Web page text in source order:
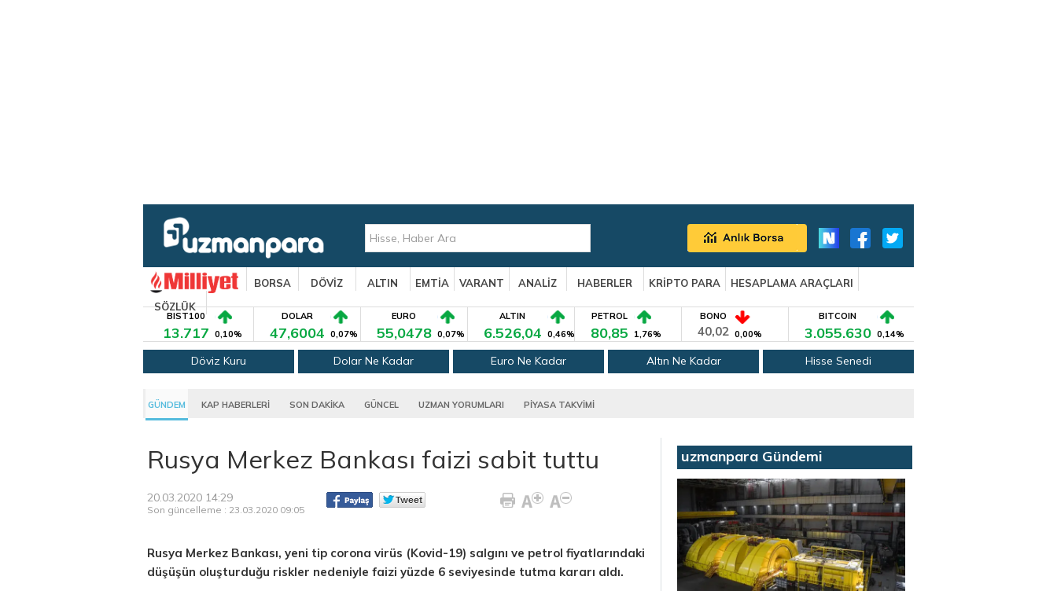
BORSA DÖVİZ ALTIN EMTİA VARANT ANALİZ HABERLER KRİPTO PARA
HESAPLAMA ARAÇLARI
SÖZLÜK
BIST100
13.717 0,10%
DOLAR
47,6004 0,07%
EURO
55,0478 0,07%
ALTIN
6.526,04 0,46%
PETROL
80,85 1,76%
BONO
40,02 0,00%
BITCOIN
3.055.630 0,14%
Döviz Kuru Dolar Ne Kadar Euro Ne Kadar Altın Ne Kadar Hisse Senedi
GÜNDEM KAP HABERLERİ SON DAKİKA GÜNCEL UZMAN YORUMLARI PİYASA TAKVİMİ
Rusya Merkez Bankası faizi sabit tuttu
20.03.2020 14:29
Son güncelleme : 23.03.2020 09:05
Rusya Merkez Bankası, yeni tip corona virüs (Kovid-19) salgını ve petrol fiyatlarındaki
düşüşün oluşturduğu riskler nedeniyle faizi yüzde 6 seviyesinde tutma kararı aldı.
uzmanpara Gündemi